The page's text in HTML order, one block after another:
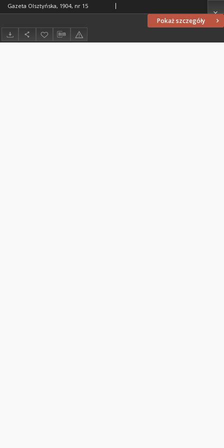
Pokaż szczegóły
Gazeta Olsztyńska, 1904, nr 15